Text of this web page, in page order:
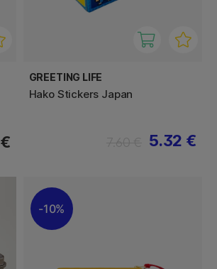
GREETING LIFE
Hako Stickers Japan
5.32 €
10%